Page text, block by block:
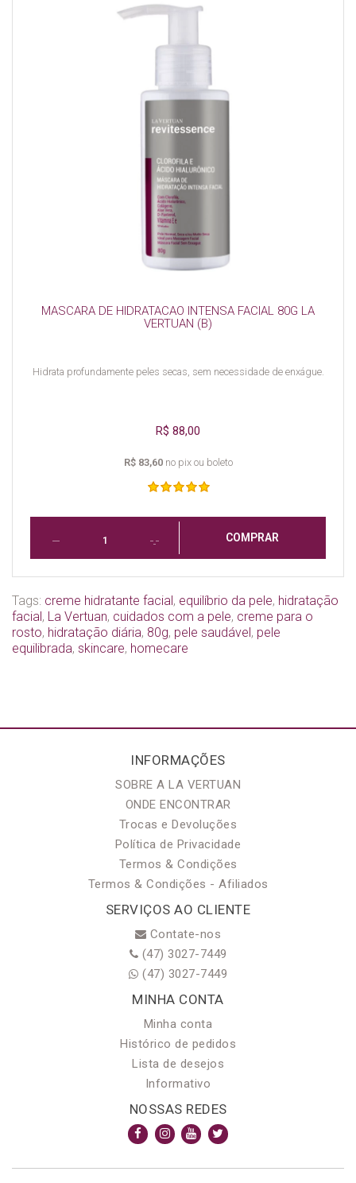
MASCARA DE HIDRATACAO INTENSA FACIAL 80G LA
VERTUAN (B)
Hidrata profundamente peles secas, sem necessidade de enxágue.
R$ 88,00
R$ 83,60no pix ou boleto
COMPRAR
Tags: creme hidratante facial, equilíbrio da pele, hidratação
facial, La Vertuan, cuidados com a pele, creme para o
rosto, hidratação diária, 80g, pele saudável, pele
equilibrada, skincare, homecare
INFORMAÇÕES
SOBRE A LA VERTUAN
ONDE ENCONTRAR
Trocas e Devoluções
Política de Privacidade
Termos & Condições
Termos & Condições - Afiliados
SERVIÇOS AO CLIENTE
Contate-nos
(47) 3027-7449
(47) 3027-7449
MINHA CONTA
Minha conta
Histórico de pedidos
Lista de desejos
Informativo
NOSSAS REDES